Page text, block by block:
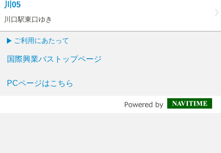
川05
川口駅東口ゆき
ご利用にあたって
国際興業バストップページ
PCページはこちら